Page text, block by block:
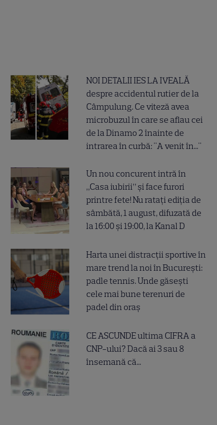
NOI DETALII IES LA IVEALĂ
despre accidentul rutier de la
Câmpulung. Ce viteză avea
microbuzul în care se aflau cei
de la Dinamo 2 înainte de
intrarea în curbă: "A venit în..."
Un nou concurent intră în
„Casa iubirii” și face furori
printre fete! Nu ratați ediția de
sâmbătă, 1 august, difuzată de
la 16:00 și 19:00, la Kanal D
Harta unei distracții sportive în
mare trend la noi în București:
padle tennis. Unde găsești
cele mai bune terenuri de
padel din oraș
CE ASCUNDE ultima CIFRA a
CNP-ului? Dacă ai 3 sau 8
însemană că...